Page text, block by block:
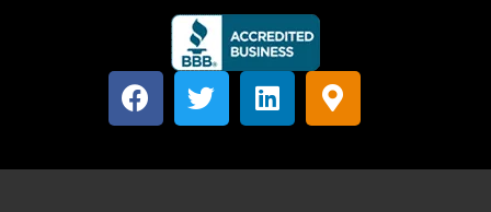
F
a
e
T
w
t
L
i
k
M
a
q